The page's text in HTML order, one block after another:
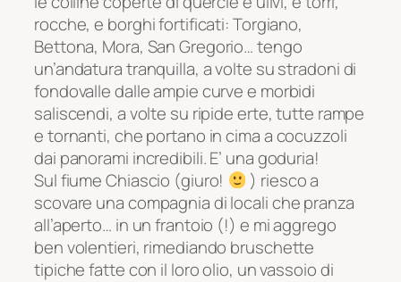
rocche, e borghi fortificati: Torgiano,
Bettona, Mora, San Gregorio… tengo
un’andatura tranquilla, a volte su stradoni di
fondovalle dalle ampie curve e morbidi
saliscendi, a volte su ripide erte, tutte rampe
e tornanti, che portano in cima a cocuzzoli
dai panorami incredibili. E’ una goduria!
Sul fiume Chiascio (giuro!
) riesco a
scovare una compagnia di locali che pranza
all’aperto… in un frantoio (!) e mi aggrego
ben volentieri, rimediando bruschette
tipiche fatte con il loro olio, un vassoio di